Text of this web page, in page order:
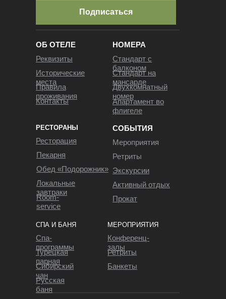
ОБ ОТЕЛЕ
Реквизиты
Правила
проживания
Исторические
места
Контакты
СОБЫТИЯ
Мероприятия
Ретриты
Активный отдых
Прокат
Экскурсии
НОМЕРА
Стандарт с
балконом
Стандарт на
мансарде
Двухкомнатный
номер
Апартамент во
флигеле
СПА И БАНЯ
Cпа-
программы
Турецкая
парная
Сибирский
чан
Русская
баня
РЕСТОРАНЫ
Ресторация
Пекарня
Обед «Подорожник»
Локальные
завтраки
Room-
service
МЕРОПРИЯТИЯ
Конференц-
залы
Ретриты
Банкеты
Подписаться